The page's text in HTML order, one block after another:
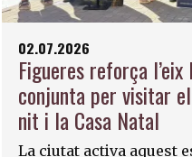
02.07.2026
Figueres reforça
conjunta per visitar
nit i la Casa Natal
La ciutat activa aquest